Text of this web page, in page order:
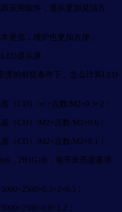
用软件，显示更加灵活方
低，维护也更加方便；
的前提条件下，怎么计算LED
CD）/㎡÷点数/M2×0.3÷2；
CD）/M2÷点数/M2×0.6；
CD）/M2÷点数/M2×0.1；
，2R1G1B，每平米亮度要求
；
；